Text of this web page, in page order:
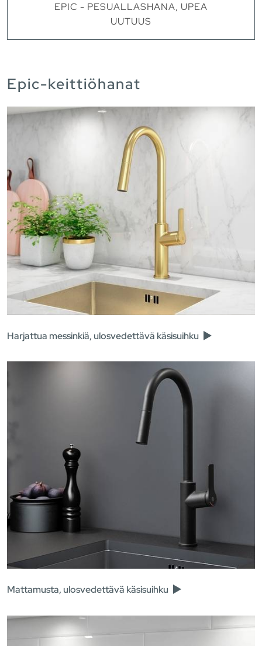
EPIC - PESUALLASHANA, UPEA
UUTUUS
Epic-keittiöhanat
Harjattua messinkiä, ulosvedettävä käsisuihku
Mattamusta, ulosvedettävä käsisuihku